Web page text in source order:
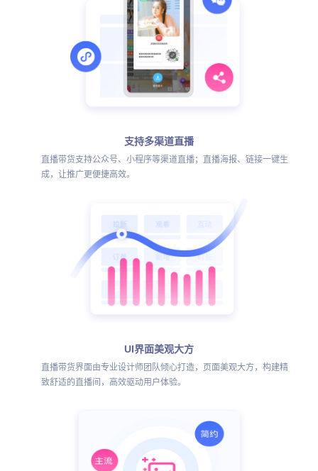
支持多渠道直播
直播带货支持公众号、小程序等渠道直播；直播海报、链接一键生
成，让推广更便捷高效。
UI界面美观大方
直播带货界面由专业设计师团队倾心打造，页面美观大方，构建精
致舒适的直播间，高效驱动用户体验。